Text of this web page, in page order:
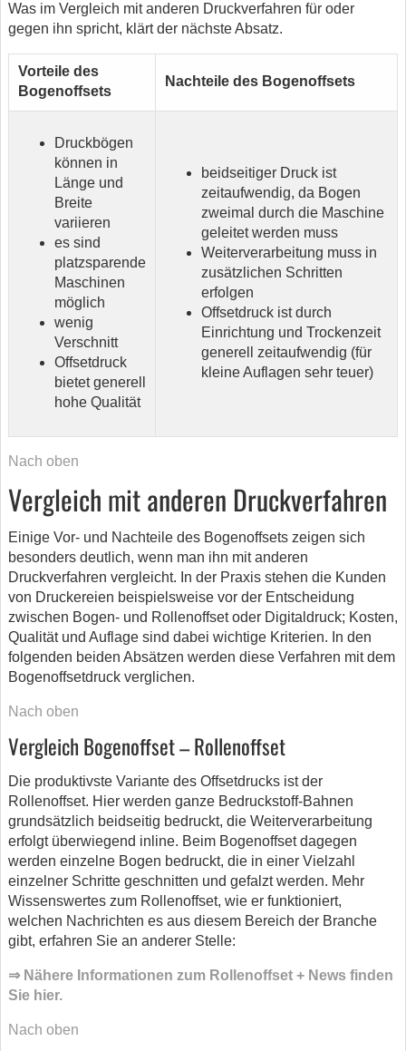
Was im Vergleich mit anderen Druckverfahren für oder
gegen ihn spricht, klärt der nächste Absatz.
Vorteile des
Bogenoffsets
Nachteile des Bogenoffsets
Druckbögen
können in
Länge und
Breite
variieren
es sind
platzsparende
Maschinen
möglich
wenig
Verschnitt
Offsetdruck
bietet generell
hohe Qualität
beidseitiger Druck ist
zeitaufwendig, da Bogen
zweimal durch die Maschine
geleitet werden muss
Weiterverarbeitung muss in
zusätzlichen Schritten
erfolgen
Offsetdruck ist durch
Einrichtung und Trockenzeit
generell zeitaufwendig (für
kleine Auflagen sehr teuer)
Nach oben
Vergleich mit anderen Druckverfahren
Einige Vor- und Nachteile des Bogenoffsets zeigen sich
besonders deutlich, wenn man ihn mit anderen
Druckverfahren vergleicht. In der Praxis stehen die Kunden
von Druckereien beispielsweise vor der Entscheidung
zwischen Bogen- und Rollenoffset oder Digitaldruck; Kosten,
Qualität und Auflage sind dabei wichtige Kriterien. In den
folgenden beiden Absätzen werden diese Verfahren mit dem
Bogenoffsetdruck verglichen.
Nach oben
Vergleich Bogenoffset – Rollenoffset
Die produktivste Variante des Offsetdrucks ist der
Rollenoffset. Hier werden ganze Bedruckstoff-Bahnen
grundsätzlich beidseitig bedruckt, die Weiterverarbeitung
erfolgt überwiegend inline. Beim Bogenoffset dagegen
werden einzelne Bogen bedruckt, die in einer Vielzahl
einzelner Schritte geschnitten und gefalzt werden. Mehr
Wissenswertes zum Rollenoffset, wie er funktioniert,
welchen Nachrichten es aus diesem Bereich der Branche
gibt, erfahren Sie an anderer Stelle:
⇒ Nähere Informationen zum Rollenoffset + News finden
Sie hier.
Nach oben